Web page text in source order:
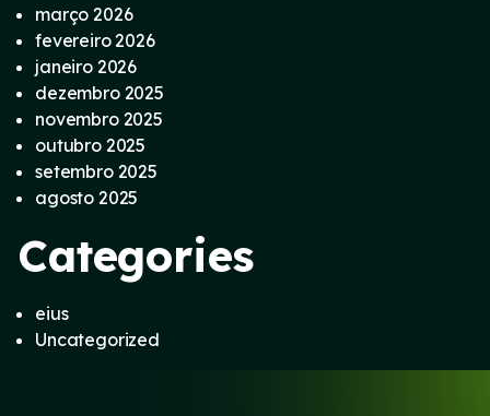
março 2026
fevereiro 2026
janeiro 2026
dezembro 2025
novembro 2025
outubro 2025
setembro 2025
agosto 2025
Categories
eius
Uncategorized